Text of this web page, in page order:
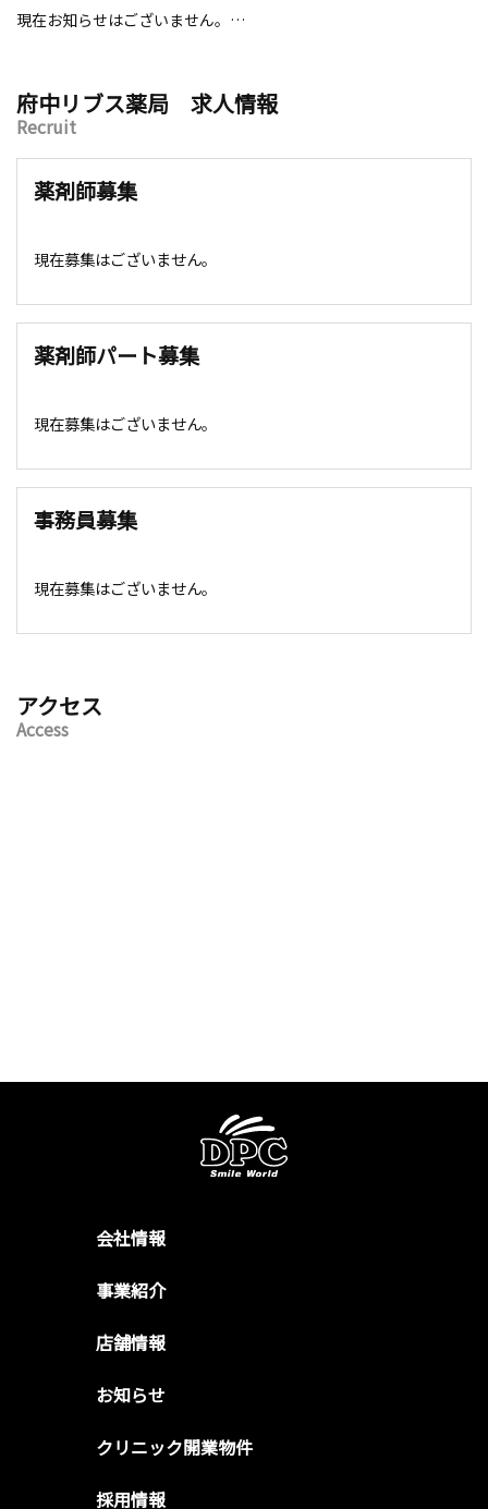
現在お知らせはございません。…
府中リブス薬局 求人情報
Recruit
薬剤師募集
現在募集はございません。
薬剤師パート募集
現在募集はございません。
事務員募集
現在募集はございません。
アクセス
Access
会社情報
事業紹介
店舗情報
お知らせ
クリニック開業物件
採用情報